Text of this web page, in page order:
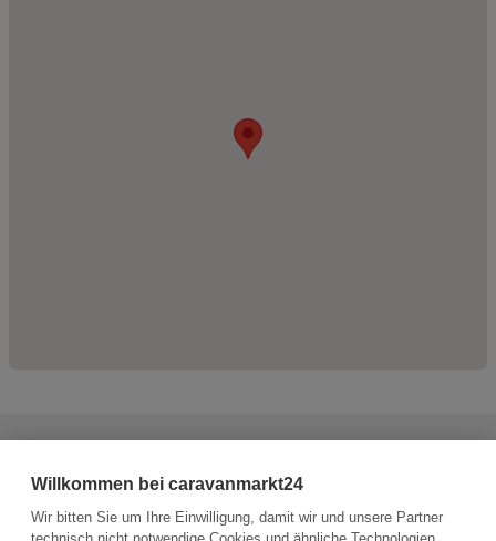
Sie haben die Möglichkeit, dem Verkäufer eine Nachricht zu
senden.
Willkommen bei caravanmarkt24
Wir bitten Sie um Ihre Einwilligung, damit wir und unsere Partner